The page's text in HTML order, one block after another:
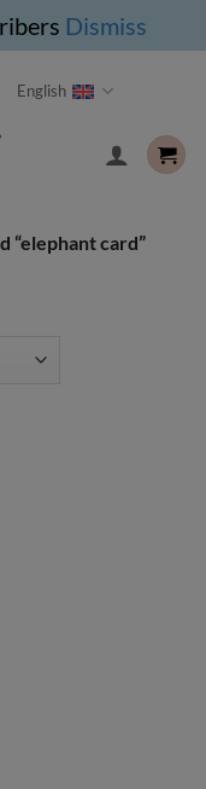
Dismiss
English
“elephant card”